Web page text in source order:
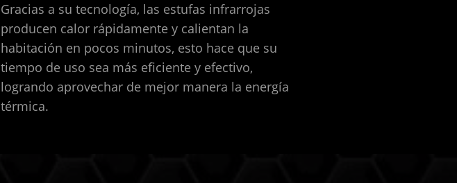
Gracias a su tecnología, las estufas infrarrojas
producen calor rápidamente y calientan la
habitación en pocos minutos, esto hace que su
tiempo de uso sea más eficiente y efectivo,
logrando aprovechar de mejor manera la energía
térmica.